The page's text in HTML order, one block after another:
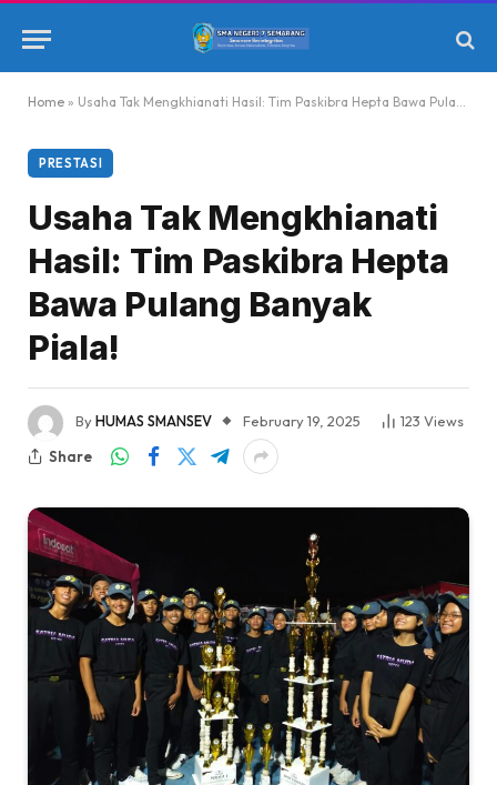
Home » Usaha Tak Mengkhianati Hasil: Tim Paskibra Hepta Bawa Pulang Banyak Piala!
PRESTASI
Usaha Tak Mengkhianati
Hasil: Tim Paskibra Hepta
Bawa Pulang Banyak
Piala!
ByHUMAS SMANSEV February 19, 2025 123 Views
Share